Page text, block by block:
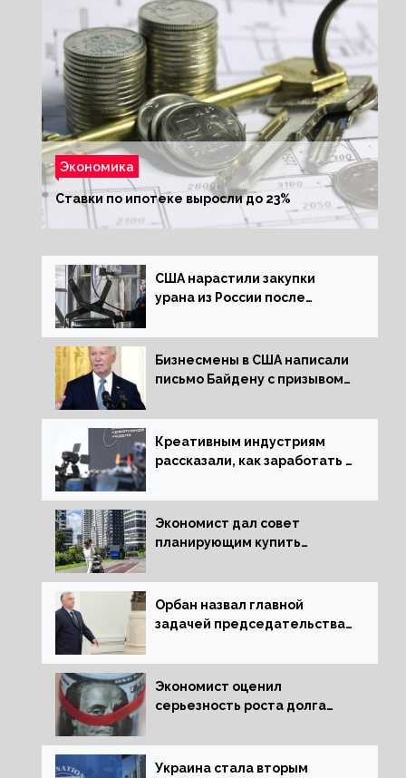
Экономика
Ставки по ипотеке выросли до 23%
США нарастили закупки
урана из России после
Бизнесмены в США написали
письмо Байдену с призывом
Креативным индустриям
рассказали, как заработать 2
экономики
Экономист дал совет
планирующим купить
Орбан назвал главной
задачей председательства
за мир
Экономист оценил
серьезность роста долга
Украина стала вторым